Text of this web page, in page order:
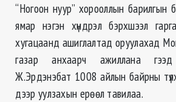
“Ногоон нуур” хорооллын барилгын
ямар нэгэн хүндрэл бэрхшээл
хугацаанд ашиглалтад оруулахад
газар анхаарч ажиллана
Ж.Эрдэнэбат 1008 айлын байрны
дээр уулзахын ерөөл тавилаа.